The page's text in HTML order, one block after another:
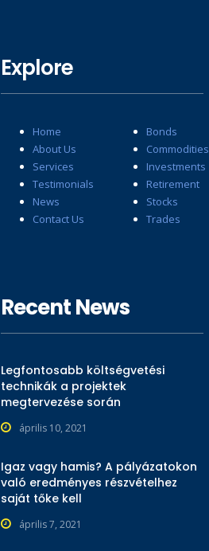
Explore
Home
About Us
Services
Testimonials
News
Contact Us
Bonds
Commodities
Investments
Retirement
Stocks
Trades
Recent News
Legfontosabb költségvetési
technikák a projektek
megtervezése során
április 10, 2021
Igaz vagy hamis? A pályázatokon
való eredményes részvételhez
saját tőke kell
április 7, 2021